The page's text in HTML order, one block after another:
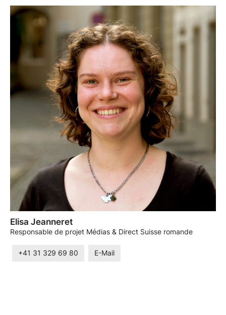
Elisa Jeanneret
Responsable de projet Médias & Direct Suisse romande
+41 31 329 69 80 E-Mail